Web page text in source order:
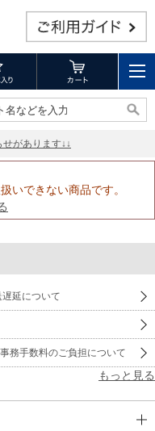
名などを入力
名などを入力
があります↓↓
いできない商品です。
遅延について
務手数料のご負担について
もっと見る